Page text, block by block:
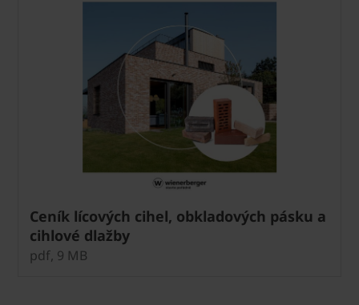
Ceník lícových cihel, obkladových pásku a
cihlové dlažby
pdf, 9 MB